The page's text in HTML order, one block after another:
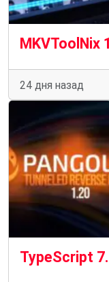
24 дня назад